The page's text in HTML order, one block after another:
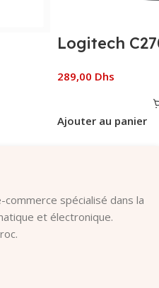
Logitech
289,00 Dhs
Ajouter au panier
spécialisé dans la
et électronique.